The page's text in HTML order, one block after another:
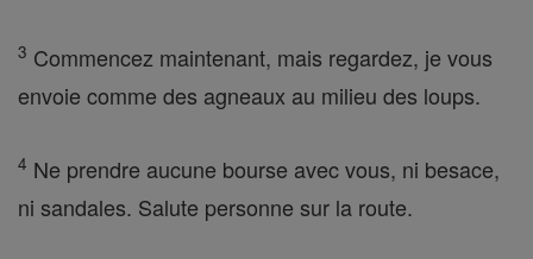
3 Commencez maintenant, mais regardez, je vous
envoie comme des agneaux au milieu des loups.
4 Ne prendre aucune bourse avec vous, ni besace,
ni sandales. Salute personne sur la route.